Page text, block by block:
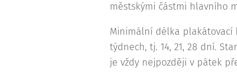
městskými částmi hlavního
Minimální délka plakátovací
týdnech, tj. 14, 21, 28 dní.
je vždy nejpozději v pátek